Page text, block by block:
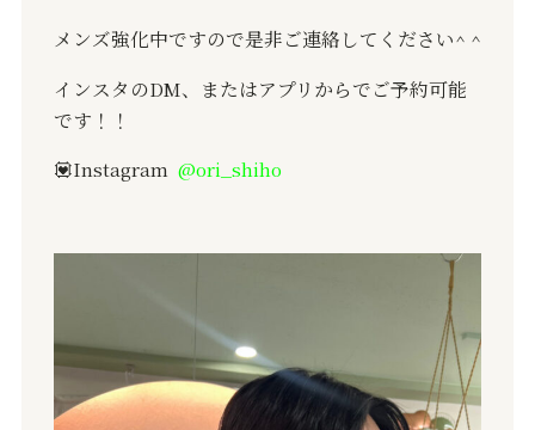
メンズ強化中ですので是非ご連絡してください^ ^
インスタのDM、またはアプリからでご予約可能
です！！
💟Instagram @ori_shiho